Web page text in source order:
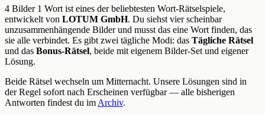
4 Bilder 1 Wort ist eines der beliebtesten Wort-Rätselspiele,
entwickelt von LOTUM GmbH. Du siehst vier scheinbar
unzusammenhängende Bilder und musst das eine Wort finden, das
sie alle verbindet. Es gibt zwei tägliche Modi: das Tägliche Rätsel
und das Bonus-Rätsel, beide mit eigenem Bilder-Set und eigener
Lösung.
Beide Rätsel wechseln um Mitternacht. Unsere Lösungen sind in
der Regel sofort nach Erscheinen verfügbar — alle bisherigen
Antworten findest du im Archiv.